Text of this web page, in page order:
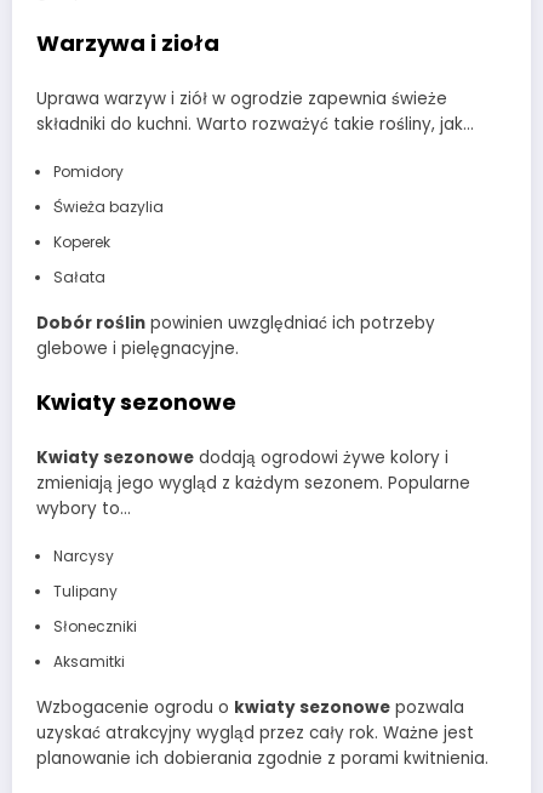
Warzywa i zioła
Uprawa warzyw i ziół w ogrodzie zapewnia świeże
składniki do kuchni. Warto rozważyć takie rośliny, jak…
Pomidory
Świeża bazylia
Koperek
Sałata
Dobór roślin powinien uwzględniać ich potrzeby
glebowe i pielęgnacyjne.
Kwiaty sezonowe
Kwiaty sezonowe dodają ogrodowi żywe kolory i
zmieniają jego wygląd z każdym sezonem. Popularne
wybory to…
Narcysy
Tulipany
Słoneczniki
Aksamitki
Wzbogacenie ogrodu o kwiaty sezonowe pozwala
uzyskać atrakcyjny wygląd przez cały rok. Ważne jest
planowanie ich dobierania zgodnie z porami kwitnienia.